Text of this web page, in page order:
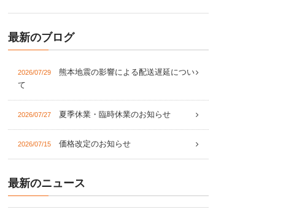
最新のブログ
2026/07/29
熊本地震の影響による配送遅延につい
て
2026/07/27 夏季休業・臨時休業のお知らせ
2026/07/15 価格改定のお知らせ
最新のニュース